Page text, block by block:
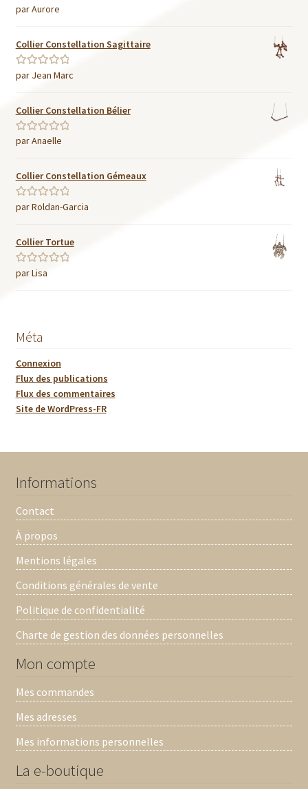
Note5sur 5
par Aurore
Collier Constellation Sagittaire
Note5sur 5
par Jean Marc
Collier Constellation Bélier
Note5sur 5
par Anaelle
Collier Constellation Gémeaux
Note5sur 5
par Roldan-Garcia
Collier Tortue
Note5sur 5
par Lisa
Méta
Connexion
Flux des publications
Flux des commentaires
Site de WordPress-FR
Informations
Contact
À propos
Mentions légales
Conditions générales de vente
Politique de confidentialité
Charte de gestion des données personnelles
Mon compte
Mes commandes
Mes adresses
Mes informations personnelles
La e-boutique